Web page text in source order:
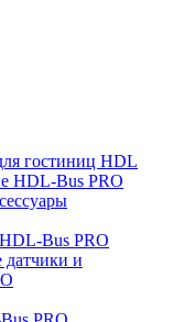
гостиниц HDL
HDL-Bus PRO
Bus PRO
и